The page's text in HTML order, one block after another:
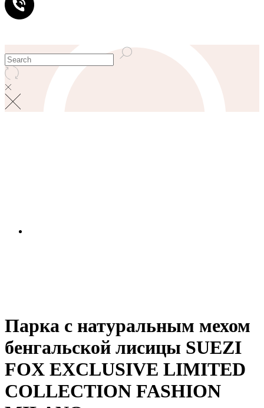
Парка с натуральным мехом
бенгальской лисицы SUEZI
FOX EXCLUSIVE LIMITED
COLLECTION FASHION